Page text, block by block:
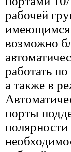
рабочей
имеющимся
возможно
работать
а также в
порты